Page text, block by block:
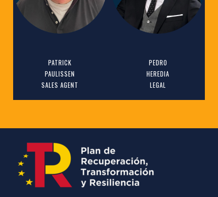
PATRICK
PAULISSEN
SALES AGENT
PEDRO
HEREDIA
LEGAL